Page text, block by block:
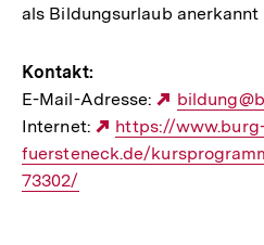
als Bildungsurlaub anerkannt
Kontakt:
E-Mail-Adresse:
Externer
Link:
Internet:
Externer
Link:
https://
fuersteneck.de/
73302/